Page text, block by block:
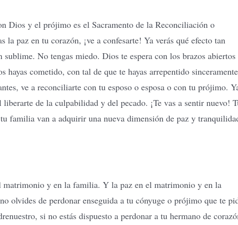
Dios y el prójimo es el Sacramento de la Reconciliación o
la paz en tu corazón, ¡ve a confesarte! Ya verás qué efecto tan
sublime. No tengas miedo. Dios te espera con los brazos
cometido, con tal de que te hayas arrepentido
ve a reconciliarte con tu esposo o esposa o con tu prójimo.
de la culpabilidad y del pecado. ¡Te vas a sentir nuevo!
familia van a adquirir una nueva dimensión de paz y
matrimonio y en la familia. Y la paz en el matrimonio y en la
olvides de perdonar enseguida a tu cónyuge o prójimo que te
si no estás dispuesto a perdonar a tu hermano de